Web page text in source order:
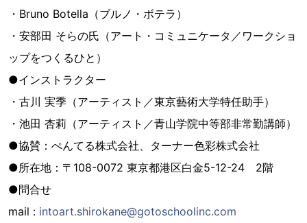
・Bruno Botella（ブルノ・ボテラ）
・安部田 そらの氏（アート・コミュニケータ／ワークショ
ップをつくるひと）
●インストラクター
・古川 実季（アーティスト／東京藝術大学特任助手）
・池田 杏莉（アーティスト／青山学院中等部非常勤講師）
●協賛：ぺんてる株式会社、ターナー色彩株式会社
●所在地：〒108-0072 東京都港区白金5-12-24 2階
●問合せ
mail : intoart.shirokane@gotoschoolinc.com